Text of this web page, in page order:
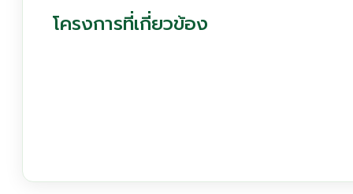
โครงการที่เกี่ยวข้อง